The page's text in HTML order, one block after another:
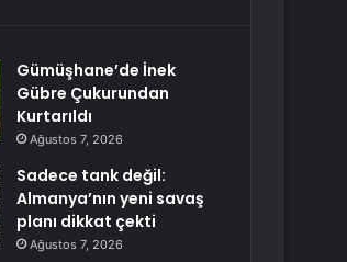
Gümüşhane’de İnek
Gübre Çukurundan
Kurtarıldı
Ağustos 7, 2026
Sadece tank değil:
Almanya’nın yeni savaş
planı dikkat çekti
Ağustos 7, 2026